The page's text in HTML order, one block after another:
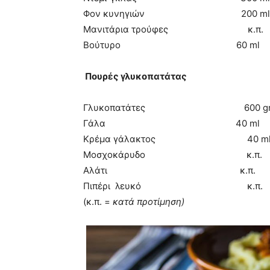
Φον κυνηγιών 200 ml
Μανιτάρια τρούφες κ.π.
Βούτυρο 60 ml
Πουρές γλυκοπατάτας
Γλυκοπατάτες 600
Γάλα 40 ml
Κρέμα γάλακτος 40
Μοσχοκάρυδο κ.π.
Αλάτι κ.π.
Πιπέρι λευκό κ.π.
(κ.π. = κατά προτίμηση)